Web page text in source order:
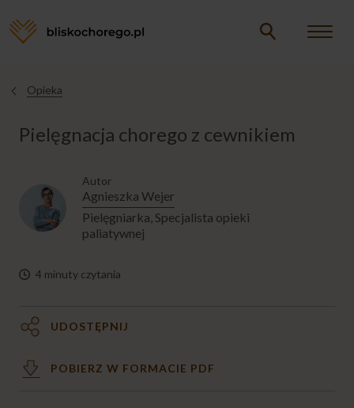
Opieka
CHORY W DOMU
CHORY W ŁÓŻKU
MYCIE CHOREGO
Podstawy pielęgnacji chorego
Pielęgnacja odleżyn
tutaj
Opieka
Pielęgnacja chorego z cewnikiem
Autor
Agnieszka Wejer
Pielęgniarka, Specjalista opieki
paliatywnej
4 minuty czytania
UDOSTĘPNIJ
POBIERZ W FORMACIE PDF